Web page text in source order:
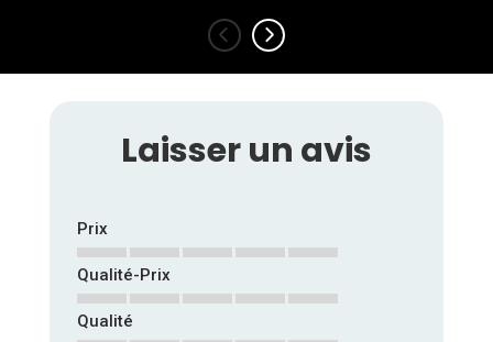
‹ ›
Laisser un avis
Prix
1
star
2
stars
3
stars
4
stars
5
stars
Qualité-Prix
1
2
3
4
5
Qualité